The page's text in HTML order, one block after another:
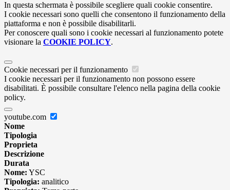
In questa schermata è possibile scegliere quali cookie consentire.
I cookie necessari sono quelli che consentono il funzionamento della
piattaforma e non è possibile disabilitarli.
Per conoscere quali sono i cookie necessari al funzionamento potete
visionare la COOKIE POLICY.
Cookie necessari per il funzionamento
I cookie necessari per il funzionamento non possono essere
disabilitati. È possibile consultare l'elenco nella pagina della cookie
policy.
youtube.com
Nome
Tipologia
Proprieta
Descrizione
Durata
Nome: YSC
Tipologia: analitico